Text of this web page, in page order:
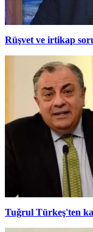
Rüşvet ve irtikap
Tuğrul Türkeş'ten